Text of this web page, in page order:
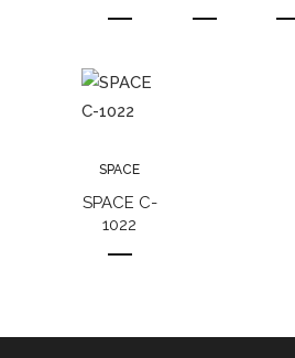
SPACE
SPACE C-
1022